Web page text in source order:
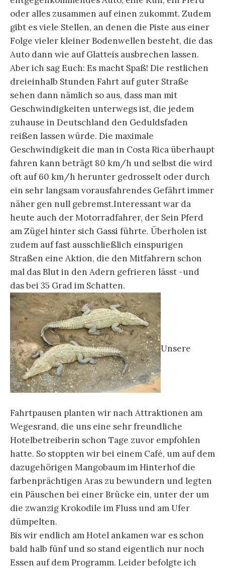
oder alles zusammen auf einen zukommt. Zudem
gibt es viele Stellen, an denen die Piste aus einer
Folge vieler kleiner Bodenwellen besteht, die das
Auto dann wie auf Glatteis ausbrechen lassen.
Aber ich sag Euch: Es macht Spaß! Die restlichen
dreieinhalb Stunden Fahrt auf guter Straße
sehen dann nämlich so aus, dass man mit
Geschwindigkeiten unterwegs ist, die jedem
zuhause in Deutschland den Geduldsfaden
reißen lassen würde. Die maximale
Geschwindigkeit die man in Costa Rica überhaupt
fahren kann beträgt 80 km/h und selbst die wird
oft auf 60 km/h herunter gedrosselt oder durch
ein sehr langsam vorausfahrendes Gefährt immer
näher gen null gebremst.Interessant war da
heute auch der Motorradfahrer, der Sein Pferd
am Zügel hinter sich Gassi führte. Überholen ist
zudem auf fast ausschließlich einspurigen
Straßen eine Aktion, die den Mitfahrern schon
mal das Blut in den Adern gefrieren lässt -und
das bei 35 Grad im Schatten.
Unsere
Fahrtpausen planten wir nach Attraktionen am
Wegesrand, die uns eine sehr freundliche
Hotelbetreiberin schon Tage zuvor empfohlen
hatte. So stoppten wir bei einem Café, um auf dem
dazugehörigen Mangobaum im Hinterhof die
farbenprächtigen Aras zu bewundern und legten
ein Päuschen bei einer Brücke ein, unter der um
die zwanzig Krokodile im Fluss und am Ufer
dümpelten.
Bis wir endlich am Hotel ankamen war es schon
bald halb fünf und so stand eigentlich nur noch
Essen auf dem Programm. Leider befolgte ich